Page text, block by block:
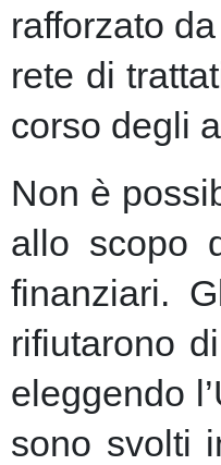
rafforzato
rete di
corso degli
Non è
allo scopo
finanziari.
rifiutarono
eleggendo
sono svolti